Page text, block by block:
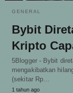
GENERAL
Bybit
Kripto
5Blogger - Bybit
mengakibatkan
(sekitar Rp…
1 tahun ago